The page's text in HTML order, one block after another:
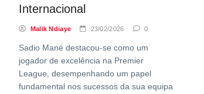
Internacional
Malik Ndiaye 23/02/2026 0
Sadio Mané destacou-se como um
jogador de excelência na Premier
League, desempenhando um papel
fundamental nos sucessos da sua equipa